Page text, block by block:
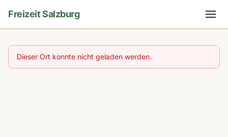
Freizeit Salzburg
Dieser Ort konnte nicht geladen werden.